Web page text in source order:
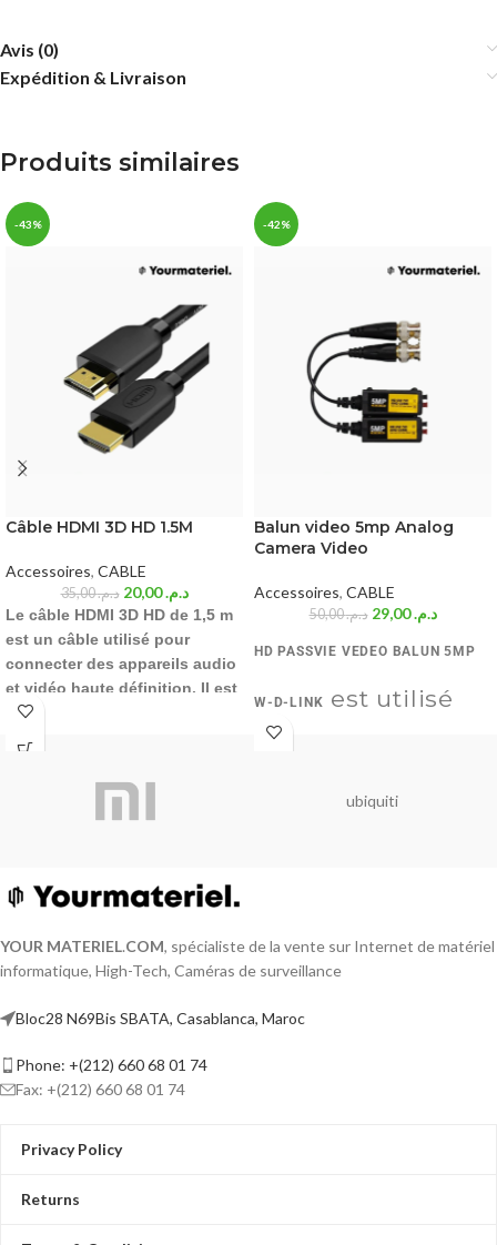
Avis (0)
Expédition & Livraison
Produits similaires
-43%
Câble HDMI 3D HD 1.5M
Accessoires, CABLE
د.م.35,00 د.م.20,00
Le câble HDMI 3D HD de 1,5 m
est un câble utilisé pour
connecter des appareils audio
et vidéo haute définition. Il est
capable de transmettre des
qualité. Le câble est également
un téléviseur ou un écran
compatible.
-42%
Balun video 5mp Analog
Camera Video
Accessoires, CABLE
د.م.50,00 د.م.29,00
HD PASSVIE VEDEO BALUN 5MP
W-D-LINK est utilisé
pour alimenter
caméras de
sur un seul
câble
réseau
transmettre /
ubiquiti
YOUR MATERIEL.COM, spécialiste de la vente sur Internet de matériel
informatique, High-Tech, Caméras de surveillance
Bloc28 N69Bis SBATA, Casablanca, Maroc
Phone: +(212) 660 68 01 74
Fax: +(212) 660 68 01 74
Privacy Policy
Returns